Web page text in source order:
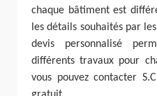
chaque bâtiment est
les détails souhaités par
devis personnalisé
différents travaux pour
vous pouvez contacter